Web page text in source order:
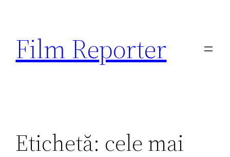
conținut
Film Reporter
Etichetă: cele mai